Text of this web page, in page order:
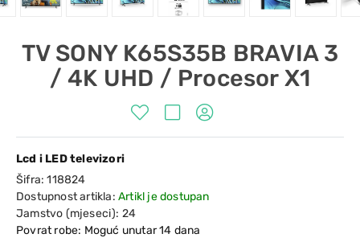
TV SONY K65S35B BRAVIA 3
/ 4K UHD / Procesor X1
Lcd i LED televizori
Šifra:118824
Dostupnost artikla: Artikl je dostupan
Jamstvo (mjeseci): 24
Povrat robe: Moguć unutar 14 dana